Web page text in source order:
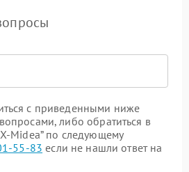
с приведенными ниже
либо обратиться в
Midea” по следующему
55-83 если не нашли ответ на